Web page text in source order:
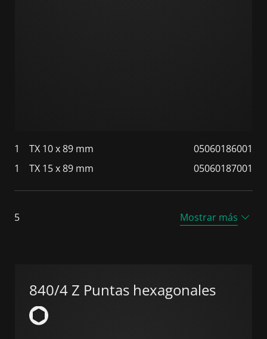
1 TX 10 x 89 mm
05060186001
1
TX 15 x 89 mm 05060187001
5 Mostrar más
840/4 Z Puntas hexagonales